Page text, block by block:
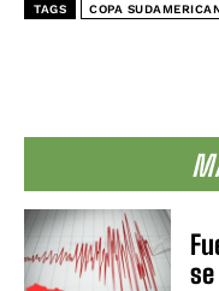
TAGS COPA